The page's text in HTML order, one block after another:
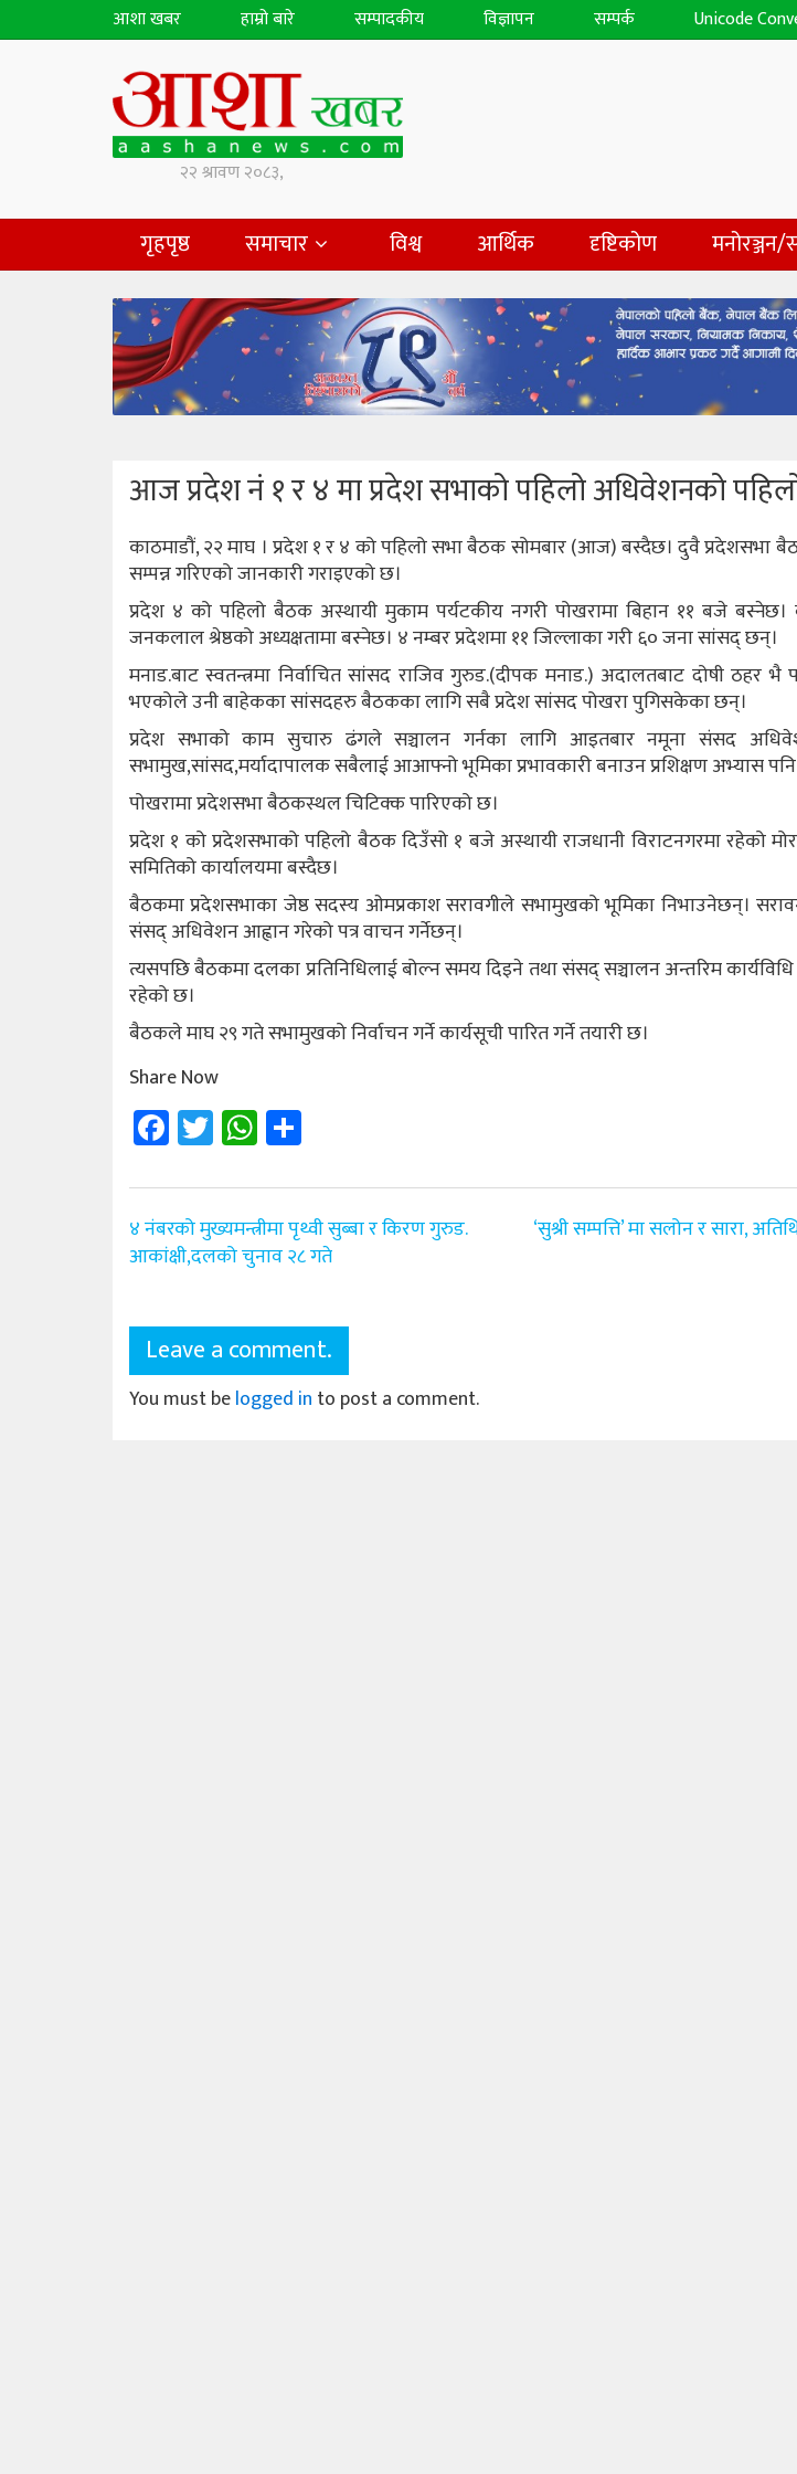
आशा खबर हाम्रो बारे सम्पादकीय विज्ञापन सम्पर्क Unicode
गृहपृष्ठ समाचार विश्व आर्थिक दृष्टिकोण मनोरञ्जन/
आज प्रदेश नं १ र ४ मा प्रदेश सभाको पहिलो अधिवेशनको
काठमाडौं, २२ माघ । प्रदेश १ र ४ को पहिलो सभा बैठक सोमबार (आज) बस्दैछ। दुवै प्रदेशसभा
सम्पन्न गरिएको जानकारी गराइएको छ।
प्रदेश ४ को पहिलो बैठक अस्थायी मुकाम पर्यटकीय नगरी पोखरामा बिहान ११ बजे
जनकलाल श्रेष्ठको अध्यक्षतामा बस्नेछ। ४ नम्बर प्रदेशमा ११ जिल्लाका गरी ६० जना सांसद् छन्।
मनाड.बाट स्वतन्त्रमा निर्वाचित सांसद राजिव गुरुड.(दीपक मनाड.) अदालतबाट दोषी ठहर
भएकोले उनी बाहेकका सांसदहरु बैठकका लागि सबै प्रदेश सांसद पोखरा पुगिसकेका छन्।
प्रदेश सभाको काम सुचारु ढंगले सञ्चालन गर्नका लागि आइतबार नमूना संसद
सभामुख,सांसद,मर्यादापालक सबैलाई आआफ्नो भूमिका प्रभावकारी बनाउन प्रशिक्षण अभ्यास पनि
पोखरामा प्रदेशसभा बैठकस्थल चिटिक्क पारिएको छ।
प्रदेश १ को प्रदेशसभाको पहिलो बैठक दिउँसो १ बजे अस्थायी राजधानी विराटनगरमा रहेको
समितिको कार्यालयमा बस्दैछ।
बैठकमा प्रदेशसभाका जेष्ठ सदस्य ओमप्रकाश सरावगीले सभामुखको भूमिका निभाउनेछन्।
संसद् अधिवेशन आह्वान गरेको पत्र वाचन गर्नेछन्।
त्यसपछि बैठकमा दलका प्रतिनिधिलाई बोल्न समय दिइने तथा संसद् सञ्चालन अन्तरिम कार्यविधि
रहेको छ।
बैठकले माघ २९ गते सभामुखको निर्वाचन गर्ने कार्यसूची पारित गर्ने तयारी छ।
Share Now
Facebook
TwitterWhatsApp
Post
navigation
४ नंबरको मुख्यमन्त्रीमा पृथ्वी सुब्बा र किरण गुरुड.
आकांक्षी,दलको चुनाव २८ गते
‘सुश्री सम्पत्ति’ मा सलोन र सारा,
Leave a comment.
You must belogged in to post a comment.